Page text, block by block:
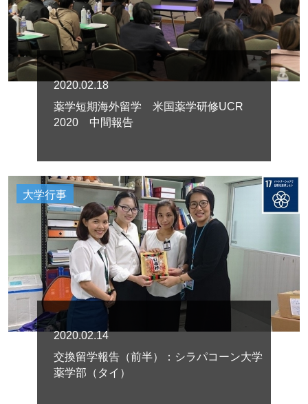
2020.02.18
薬学短期海外留学 米国薬学研修UCR
2020 中間報告
大学行事
2020.02.14
交換留学報告（前半）：シラパコーン大学
薬学部（タイ）